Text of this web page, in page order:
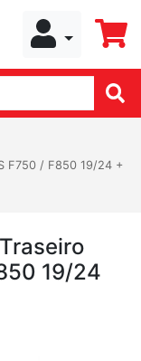
F750 / F850 19/24 +
19/24